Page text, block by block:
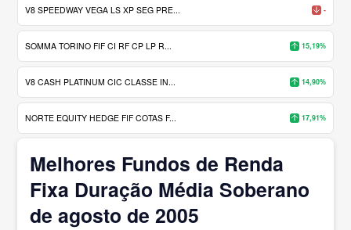
V8 SPEEDWAY VEGA LS XP SEG PRE... -
SOMMA TORINO FIF CI RF CP LP R... 15,19%
V8 CASH PLATINUM CIC CLASSE IN... 14,90%
NORTE EQUITY HEDGE FIF COTAS F... 17,91%
Melhores Fundos de Renda
Fixa Duração Média Soberano
de agosto de 2005